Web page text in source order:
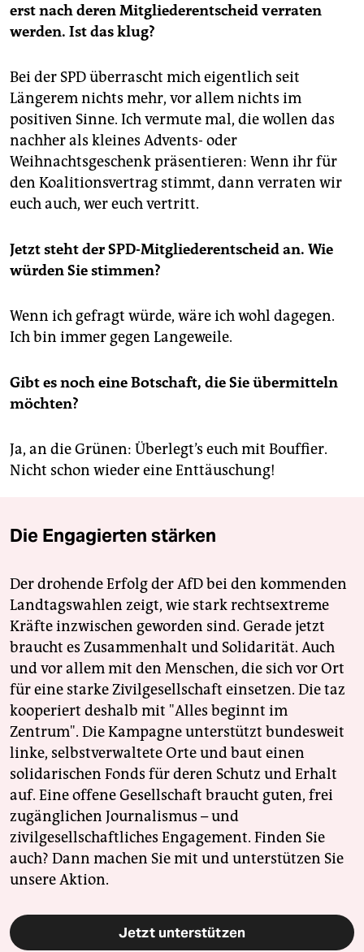
erst nach deren Mitgliederentscheid verraten
werden. Ist das klug?
Bei der SPD überrascht mich eigentlich seit
Längerem nichts mehr, vor allem nichts im
positiven Sinne. Ich vermute mal, die wollen das
nachher als kleines Advents- oder
Weihnachtsgeschenk präsentieren: Wenn ihr für
den Koalitionsvertrag stimmt, dann verraten wir
euch auch, wer euch vertritt.
Jetzt steht der SPD-Mitgliederentscheid an. Wie
würden Sie stimmen?
Wenn ich gefragt würde, wäre ich wohl dagegen.
Ich bin immer gegen Langeweile.
Gibt es noch eine Botschaft, die Sie übermitteln
möchten?
Ja, an die Grünen: Überlegt’s euch mit Bouffier.
Nicht schon wieder eine Enttäuschung!
Die Engagierten stärken
Der drohende Erfolg der AfD bei den kommenden
Landtagswahlen zeigt, wie stark rechtsextreme
Kräfte inzwischen geworden sind. Gerade jetzt
braucht es Zusammenhalt und Solidarität. Auch
und vor allem mit den Menschen, die sich vor Ort
für eine starke Zivilgesellschaft einsetzen. Die taz
kooperiert deshalb mit "Alles beginnt im
Zentrum". Die Kampagne unterstützt bundesweit
linke, selbstverwaltete Orte und baut einen
solidarischen Fonds für deren Schutz und Erhalt
auf. Eine offene Gesellschaft braucht guten, frei
zugänglichen Journalismus – und
zivilgesellschaftliches Engagement. Finden Sie
auch? Dann machen Sie mit und unterstützen Sie
unsere Aktion.
Jetzt unterstützen